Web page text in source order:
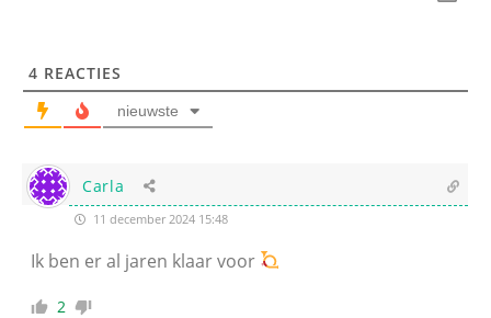
4 REACTIES
nieuwste
Carla
11 december 2024 15:48
Ik ben er al jaren klaar voor
2